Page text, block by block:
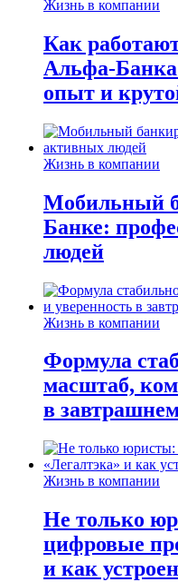
Жизнь в компании
Как
Альфа-
опыт и
Жизнь в компании
Мобильный
Банке:
людей
Жизнь в компании
Формула
масштаб,
в
Жизнь в компании
Не только
цифровые
и как